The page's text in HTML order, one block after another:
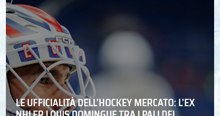
LE UFFICIALITÀ DELL’HOCKEY MERCATO: L’EX